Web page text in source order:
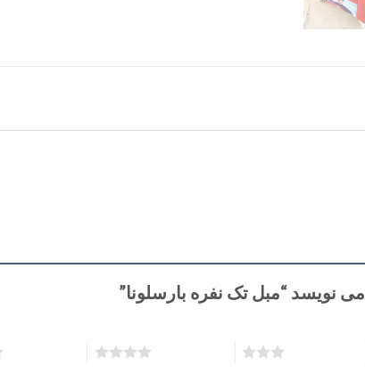
نویسد “مبل تک نفره بارسلونا”